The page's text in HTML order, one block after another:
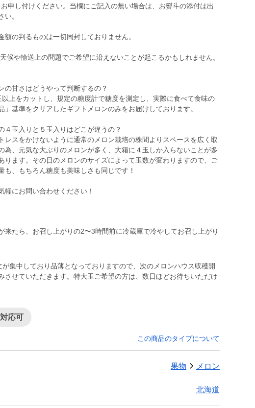
お申し付けください。当欄にご記入の無い場合は、お熨斗の添付は出
い。
の判るものは一切同封しておりません。
候や輸送上の問題でご希望に沿えないことが起こるかもしれません。
の甘さはどうやって判断するの？
上をカットし、規定の糖度計で糖度を測定し、実際に食べて食味の
」基準をクリアしたギフトメロンのみをお届けしております。
４玉入りと５玉入りはどこが違うの？
レスをかけないように通常のメロン栽培の株間よりスペースを広く取
為、元気な大ぶりのメロンが多く、大箱に４玉しか入らないことが多
ります。その日のメロンのサイズによって玉数が変わりますので、ご
も、もちろん糖度も美味しさも同じです！
軽にお問い合わせください！
来たら、お召し上がりの2〜3時間前に冷蔵庫で冷やしてお召し上がり
集中しており品薄となっておりますので、次のメロンハウス収穫開
させていただきます。特大玉ご希望の方は、数日ほどお待ちいただけ
応可
この商品のタイプについて
果物 メロン
北海道